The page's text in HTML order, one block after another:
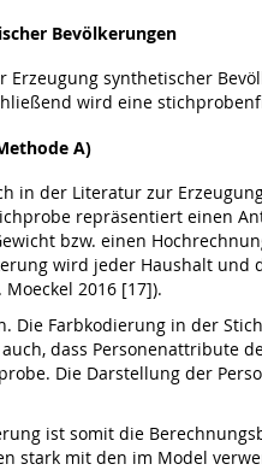
Bevölkerungen
synthetischer
wird eine
A)
in der Literatur zur
repräsentiert einen
bzw. einen
wird jeder Haushalt
2016 [17]).
Die Farbkodierung in der
dass Personenattribute
Die Darstellung der
ist somit die
stark mit den im Model